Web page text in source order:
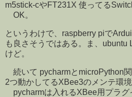
m5stick-cやFT231X 使ってる
OK。
というわけで、raspberry piで
も良さそうではある。ま、ubuntu
けど。
続いて pycharmとmicroPython
2つ動かしてるXBee3のメンテ環境
pycharmは入れるXBee用プラグ